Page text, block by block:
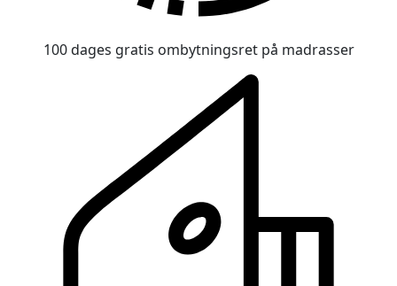
100 dages gratis ombytningsret på madrasser